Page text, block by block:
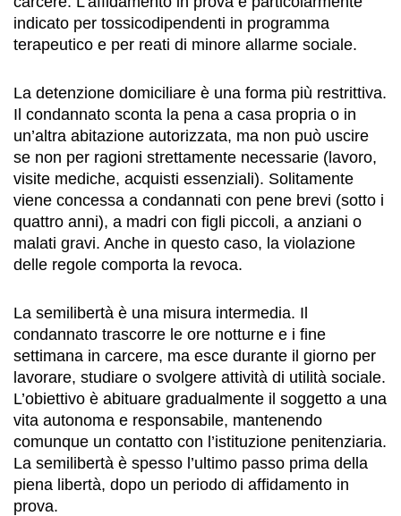
indicato per tossicodipendenti in programma
terapeutico e per reati di minore allarme sociale.
La detenzione domiciliare è una forma più restrittiva.
Il condannato sconta la pena a casa propria o in
un’altra abitazione autorizzata, ma non può uscire
se non per ragioni strettamente necessarie (lavoro,
visite mediche, acquisti essenziali). Solitamente
viene concessa a condannati con pene brevi (sotto i
quattro anni), a madri con figli piccoli, a anziani o
malati gravi. Anche in questo caso, la violazione
delle regole comporta la revoca.
La semilibertà è una misura intermedia. Il
condannato trascorre le ore notturne e i fine
settimana in carcere, ma esce durante il giorno per
lavorare, studiare o svolgere attività di utilità sociale.
L’obiettivo è abituare gradualmente il soggetto a una
vita autonoma e responsabile, mantenendo
comunque un contatto con l’istituzione penitenziaria.
La semilibertà è spesso l’ultimo passo prima della
piena libertà, dopo un periodo di affidamento in
prova.